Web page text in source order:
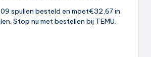
spullen besteld en moet€32,67 in
Stop nu met bestellen bij TEMU.